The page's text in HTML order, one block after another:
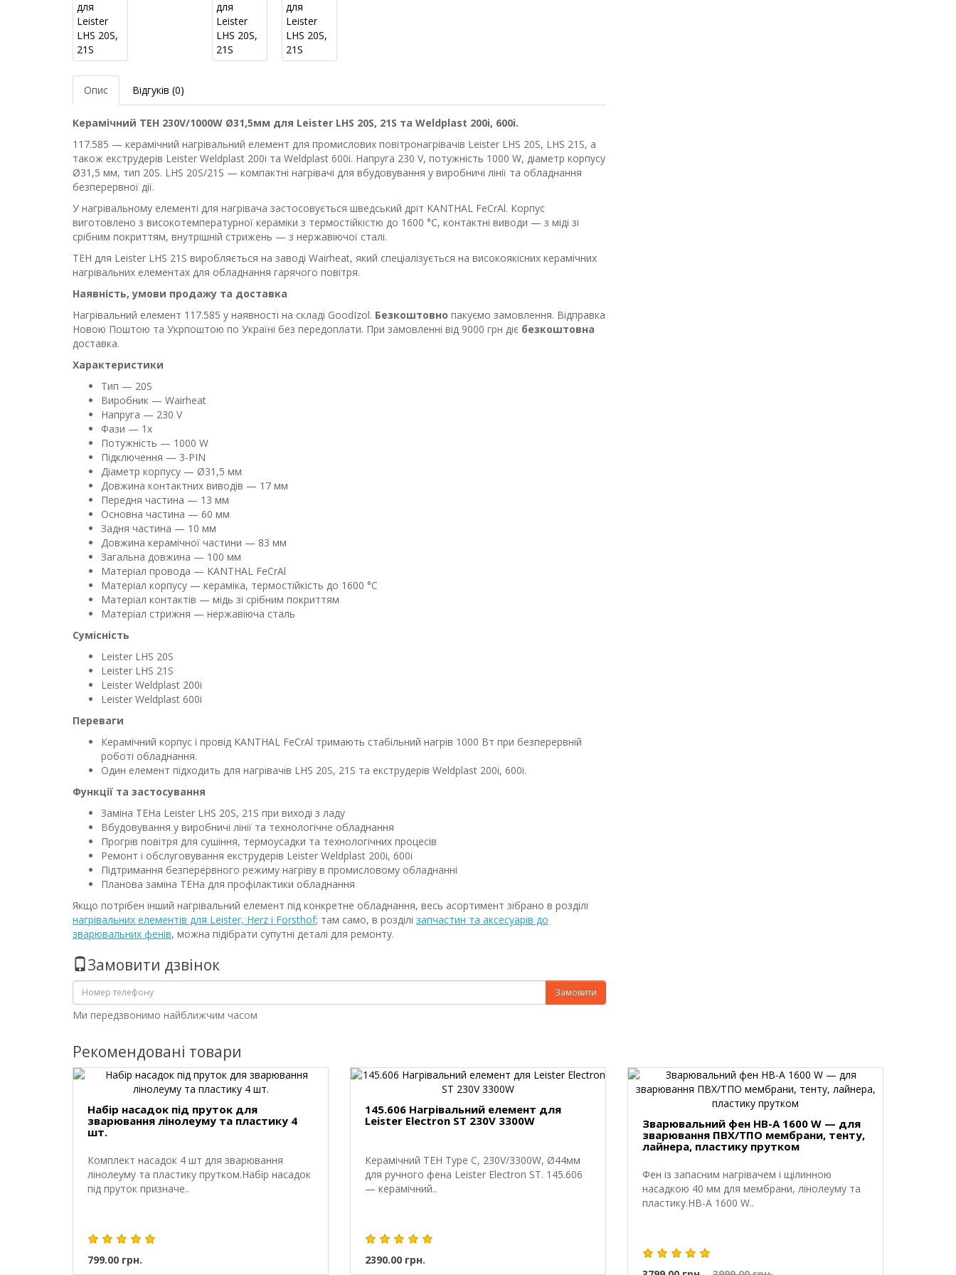
Опис Відгуків (0)
Керамічний ТЕН 230V/1000W Ø31,5мм для Leister LHS 20S, 21S та Weldplast 200i, 600i.
117.585 — керамічний нагрівальний елемент для промислових повітронагрівачів Leister LHS 20S, LHS 21S, а
також екструдерів Leister Weldplast 200i та Weldplast 600i. Напруга 230 V, потужність 1000 W, діаметр корпусу
Ø31,5 мм, тип 20S. LHS 20S/21S — компактні нагрівачі для вбудовування у виробничі лінії та обладнання
безперервної дії.
У нагрівальному елементі для нагрівача застосовується шведський дріт KANTHAL FeCrAl. Корпус
виготовлено з високотемпературної кераміки з термостійкістю до 1600 °C, контактні виводи — з міді зі
срібним покриттям, внутрішній стрижень — з нержавіючої сталі.
ТЕН для Leister LHS 21S виробляється на заводі Wairheat, який спеціалізується на високоякісних керамічних
нагрівальних елементах для обладнання гарячого повітря.
Наявність, умови продажу та доставка
Нагрівальний елемент 117.585 у наявності на складі GoodIzol. Безкоштовно пакуємо замовлення. Відправка
Новою Поштою та Укрпоштою по Україні без передоплати. При замовленні від 9000 грн діє безкоштовна
доставка.
Характеристики
Тип — 20S
Виробник — Wairheat
Напруга — 230 V
Фази — 1x
Потужність — 1000 W
Підключення — 3-PIN
Діаметр корпусу — Ø31,5 мм
Довжина контактних виводів — 17 мм
Передня частина — 13 мм
Основна частина — 60 мм
Задня частина — 10 мм
Довжина керамічної частини — 83 мм
Загальна довжина — 100 мм
Матеріал провода — KANTHAL FeCrAl
Матеріал корпусу — кераміка, термостійкість до 1600 °C
Матеріал контактів — мідь зі срібним покриттям
Матеріал стрижня — нержавіюча сталь
Сумісність
Leister LHS 20S
Leister LHS 21S
Leister Weldplast 200i
Leister Weldplast 600i
Переваги
Керамічний корпус і провід KANTHAL FeCrAl тримають стабільний нагрів 1000 Вт при безперервній
роботі обладнання.
Один елемент підходить для нагрівачів LHS 20S, 21S та екструдерів Weldplast 200i, 600i.
Функції та застосування
Заміна ТЕНа Leister LHS 20S, 21S при виході з ладу
Вбудовування у виробничі лінії та технологічне обладнання
Прогрів повітря для сушіння, термоусадки та технологічних процесів
Ремонт і обслуговування екструдерів Leister Weldplast 200i, 600i
Підтримання безперервного режиму нагріву в промисловому обладнанні
Планова заміна ТЕНа для профілактики обладнання
Якщо потрібен інший нагрівальний елемент під конкретне обладнання, весь асортимент зібрано в розділі
нагрівальних елементів для Leister, Herz і Forsthof; там само, в розділі запчастин та аксесуарів до
зварювальних фенів, можна підібрати супутні деталі для ремонту.
Замовити дзвінок
Замовити
Ми передзвонимо найближчим часом
Рекомендовані товари
Набір насадок під пруток для
зварювання лінолеуму та пластику 4
шт.
Комплект насадок 4 шт для зварювання
лінолеуму та пластику прутком.Набір насадок
під пруток призначе..
799.00 грн.
145.606 Нагрівальний елемент для
Leister Electron ST 230V 3300W
Керамічний ТЕН Type C, 230V/3300W, Ø44мм
для ручного фена Leister Electron ST. 145.606
— керамічний..
2390.00 грн.
Зварювальний фен HB-A 1600 W — для
зварювання ПВХ/ТПО мембрани, тенту,
лайнера, пластику прутком
Фен із запасним нагрівачем і щілинною
насадкою 40 мм для мембрани, лінолеуму та
пластику.HB-A 1600 W..